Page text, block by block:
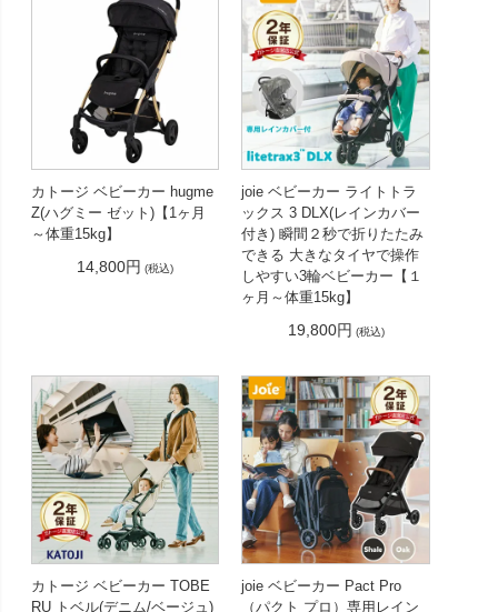
カトージ ベビーカー hugme
Z(ハグミー ゼット)【1ヶ月
～体重15kg】
14,800円 (税込)
joie ベビーカー ライトトラ
ックス 3 DLX(レインカバー
付き) 瞬間２秒で折りたたみ
できる 大きなタイヤで操作
しやすい3輪ベビーカー【１
ヶ月～体重15kg】
19,800円 (税込)
カトージ ベビーカー TOBE
RU トベル(デニム/ベージュ)
joie ベビーカー Pact Pro
（パクト プロ）専用レイン